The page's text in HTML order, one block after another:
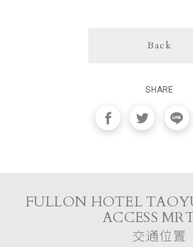
Back
SHARE
FULLON HOTEL
ACCESS
交通位置